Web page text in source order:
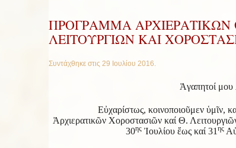
ΠΡΟΓΡΑΜΜΑ ΑΡΧΙΕΡΑΤΙΚΩΝ
ΛΕΙΤΟΥΡΓΙΩΝ ΚΑΙ
Συντάχθηκε στις 29 Ιουλίου 2016.
Ἀγαπητοί μου
Εὐχαρίστως, κοινοποιοῦμεν ὑμῖν,
Ἀρχιερατικῶν Χοροστασιῶν καί Θ.
30ηςἸουλίου ἕως καί 31ης